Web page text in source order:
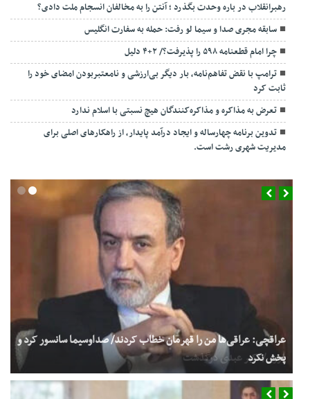
رهبرانقلاب در باره وحدت بگذرد ؛ آنتن را به مخالفان انسجام ملت دادی؟
سابقه مجری صدا و سیما لو رفت: حمله به سفارت انگلیس
چرا امام قطعنامه ۵۹۸ را پذیرفت؟/ ۲+۴ دلیل
ترامپ با نقض تفاهم‌نامه، بار دیگر بی‌ارزشی و نامعتبربودن امضای خود را
ثابت کرد
تعرض به مذاکره و مذاکره‌کنندگان هیچ نسبتی با اسلام ندارد
تدوین برنامه چهارساله و ایجاد درآمد پایدار، از راهکارهای اصلی برای
مدیریت شهری رشت است.
فوری/ اکبر عبدی درگذشت